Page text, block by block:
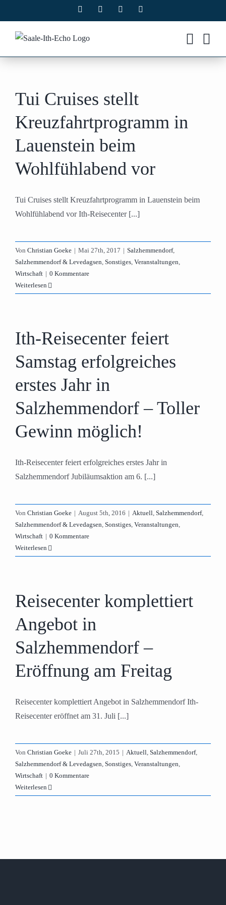
Inhalt
springen
Facebook Instagram
Tui Cruises stellt
Kreuzfahrtprogramm in
Lauenstein beim
Wohlfühlabend vor
Tui Cruises stellt Kreuzfahrtprogramm in Lauenstein beim
Wohlfühlabend vor Ith-Reisecenter [...]
Von Christian Goeke | Mai 27th, 2017 | Salzhemmendorf,
Salzhemmendorf & Levedagsen, Sonstiges, Veranstaltungen,
Wirtschaft | 0 Kommentare
Weiterlesen
Ith-Reisecenter feiert
Samstag erfolgreiches
erstes Jahr in
Salzhemmendorf – Toller
Gewinn möglich!
Ith-Reisecenter feiert erfolgreiches erstes Jahr in
Salzhemmendorf Jubiläumsaktion am 6. [...]
Von Christian Goeke | August 5th, 2016 | Aktuell, Salzhemmendorf,
Salzhemmendorf & Levedagsen, Sonstiges, Veranstaltungen,
Wirtschaft | 0 Kommentare
Weiterlesen
Reisecenter komplettiert
Angebot in
Salzhemmendorf –
Eröffnung am Freitag
Reisecenter komplettiert Angebot in Salzhemmendorf Ith-
Reisecenter eröffnet am 31. Juli [...]
Von Christian Goeke | Juli 27th, 2015 | Aktuell, Salzhemmendorf,
Salzhemmendorf & Levedagsen, Sonstiges, Veranstaltungen,
Wirtschaft | 0 Kommentare
Weiterlesen